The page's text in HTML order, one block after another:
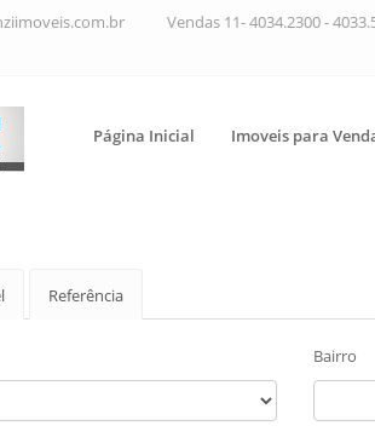
Vendas 11- 4034.2300 -
Página Inicial Imoveis para
Referência
Bairro